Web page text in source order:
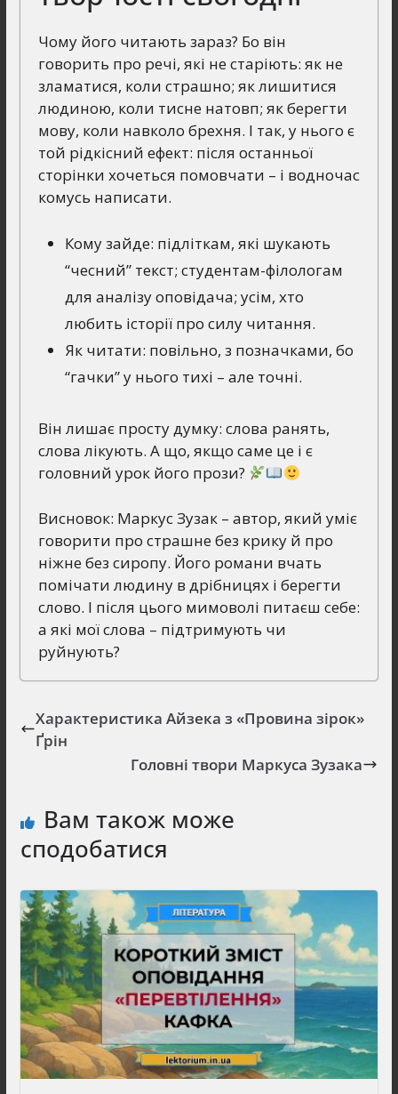
Чому його читають зараз? Бо він
говорить про речі, які не старіють: як не
зламатися, коли страшно; як лишитися
людиною, коли тисне натовп; як берегти
мову, коли навколо брехня. І так, у нього є
той рідкісний ефект: після останньої
сторінки хочеться помовчати – і водночас
комусь написати.
Кому зайде: підліткам, які шукають
“чесний” текст; студентам-філологам
для аналізу оповідача; усім, хто
любить історії про силу читання.
Як читати: повільно, з позначками, бо
“гачки” у нього тихі – але точні.
Він лишає просту думку: слова ранять,
слова лікують. А що, якщо саме це і є
головний урок його прози?
Висновок: Маркус Зузак – автор, який уміє
говорити про страшне без крику й про
ніжне без сиропу. Його романи вчать
помічати людину в дрібницях і берегти
слово. І після цього мимоволі питаєш себе:
а які мої слова – підтримують чи
руйнують?
Характеристика Айзека з «Провина зірок»
Ґрін
Головні твори Маркуса Зузака
Вам також може
сподобатися